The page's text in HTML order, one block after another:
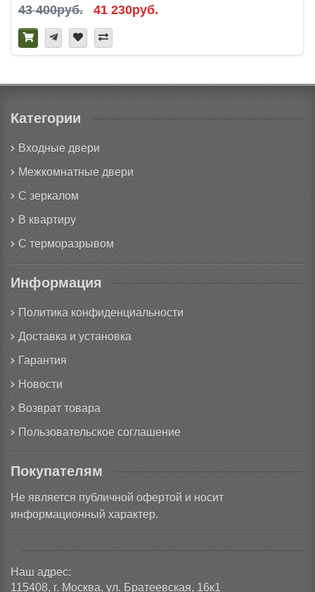
43 400руб. 41 230руб.
Категории
Входные двери
Межкомнатные двери
С зеркалом
В квартиру
С терморазрывом
Информация
Политика конфиденциальности
Доставка и установка
Гарантия
Новости
Возврат товара
Пользовательское соглашение
Покупателям
Не является публичной офертой и носит
информационный характер.
Наш адрес:
115408, г. Москва, ул. Братеевская, 16к1